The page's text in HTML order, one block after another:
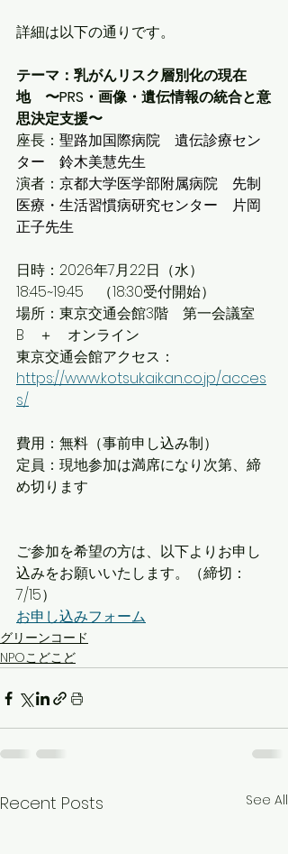
詳細は以下の通りです。
テーマ：乳がんリスク層別化の現在
地　〜PRS・画像・遺伝情報の統合と意
思決定支援〜
座長： 聖路加国際病院　遺伝診療セン
ター　鈴木美慧先生
演者： 京都大学医学部附属病院　先制
医療・生活習慣病研究センター　片岡
正子先生
日時：2026年7月22日（水）
18:45~19:45　（18:30受付開始）
場所：東京交通会館3階　第一会議室
B
＋　オンライン
東京交通会館アクセス：
https://www.kotsukaikan.co.jp/acces
s/
費用：無料（事前申し込み制）
定員：現地参加は満席になり次第、締
め切ります
ご参加を希望の方は、以下よりお申し
込みをお願いいたします。（締切：
7/15）
お申し込みフォーム
グリーンコード
NPOこどこど
Recent Posts See All